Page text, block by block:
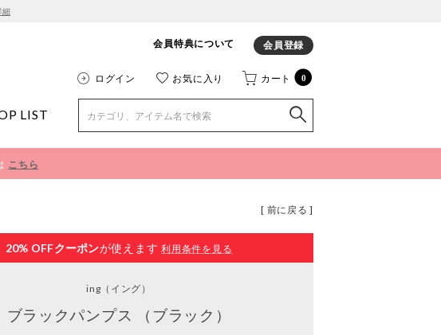
細
会員特典について 会員登録
ログイン お気に入り カート 0
LIST
こちら
[ 前に戻る ]
20% OFFクーポンが使えます 利用条件を見る
ing （イング）
ブラックパンプス （ブラック）